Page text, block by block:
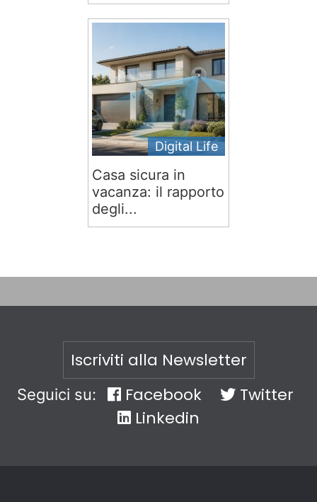
Digital Life
Casa sicura in
vacanza: il rapporto
degli...
Iscriviti alla Newsletter
Seguici su: Facebook
Twitter
Linkedin